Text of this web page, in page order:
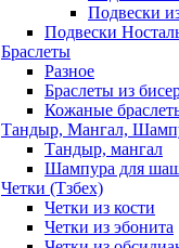
Подвески
Подвески
Браслеты
Разное
Браслеты из
Кожаные
Тандыр, Мангал,
Тандыр, мангал
Шампура для
Четки (Тзбех)
Четки из кости
Четки из эбонита